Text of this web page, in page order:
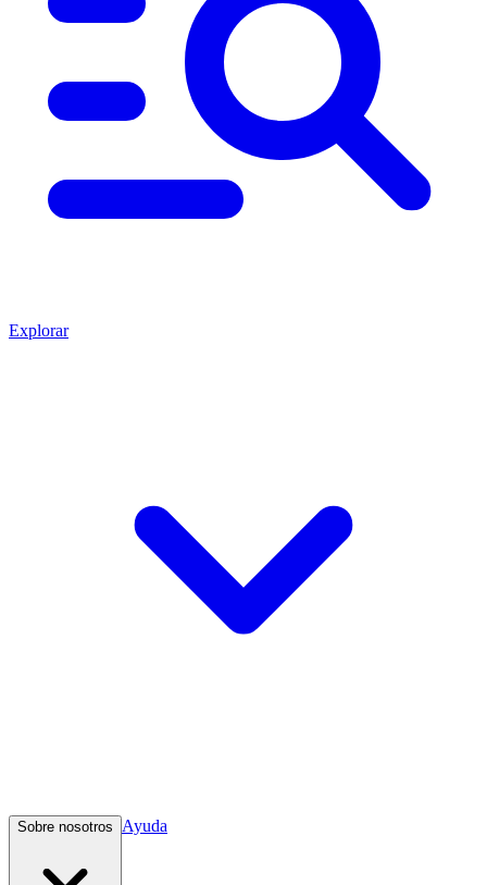
Explorar
Sobre nosotros Ayuda